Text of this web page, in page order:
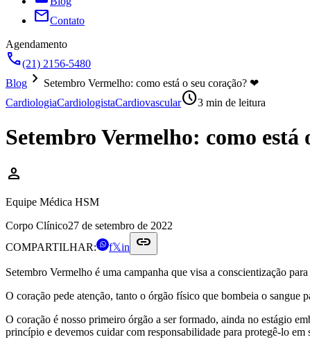
mailContato
Agendamento
call(21) 2156-5480
Blog chevron_right Setembro Vermelho: como está o seu coração? ❤
CardiologiaCardiologistaCardiovascularschedule3 min de leitura
Setembro Vermelho: como está
person
Equipe Médica HSM
Corpo Clínico27 de setembro de 2022
COMPARTILHAR:
f𝕏in link
Setembro Vermelho é uma campanha que visa a conscientização
O coração pede atenção, tanto o órgão físico que bombeia o sangue
O coração é nosso primeiro órgão a ser formado, ainda no estágio
princípio e devemos cuidar com responsabilidade para protegê-lo em